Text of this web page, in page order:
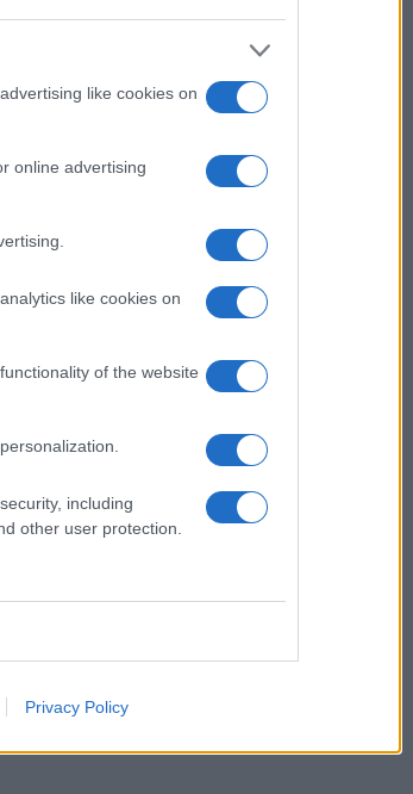
like cookies on
online advertising
like cookies on
of the website
including
other user protection.
Privacy Policy
suoi vivaci
solo musei
dei ciliegi
torii rossi che